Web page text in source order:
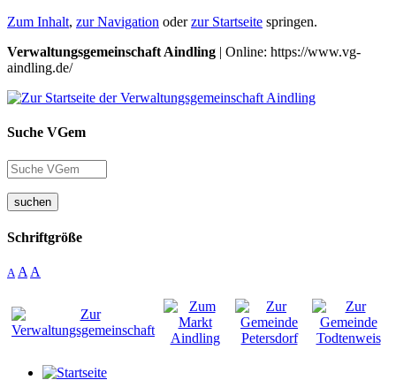
Zum Inhalt, zur Navigation oderzur Startseite springen.
Verwaltungsgemeinschaft Aindling | Online: https://www.vg-
aindling.de/
Suche VGem
suchen
Schriftgröße
A A A